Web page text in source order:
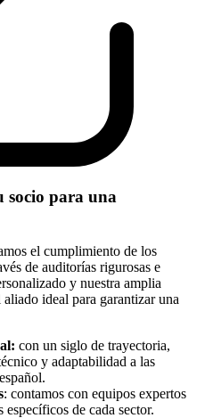
para una
el cumplimiento de los
de auditorías rigurosas e
y nuestra amplia
ideal para garantizar una
con un siglo de trayectoria,
y adaptabilidad a las
: contamos con equipos expertos
de cada sector.